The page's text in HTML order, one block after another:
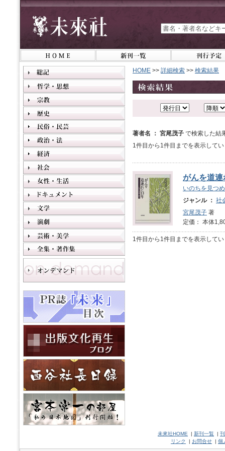
HOME >> 詳細検索 >> 検索結果
著者名 ： 宮尾茂子 で検索した結
1件目から1件目までを表示して
がんを道
いのちを見つ
ジャンル ： 社
宮尾茂子 著
定価： 本体
1件目から1件目までを表示して
未來社HOME | 新刊一覧 |
リンク
| お問合せ | 個